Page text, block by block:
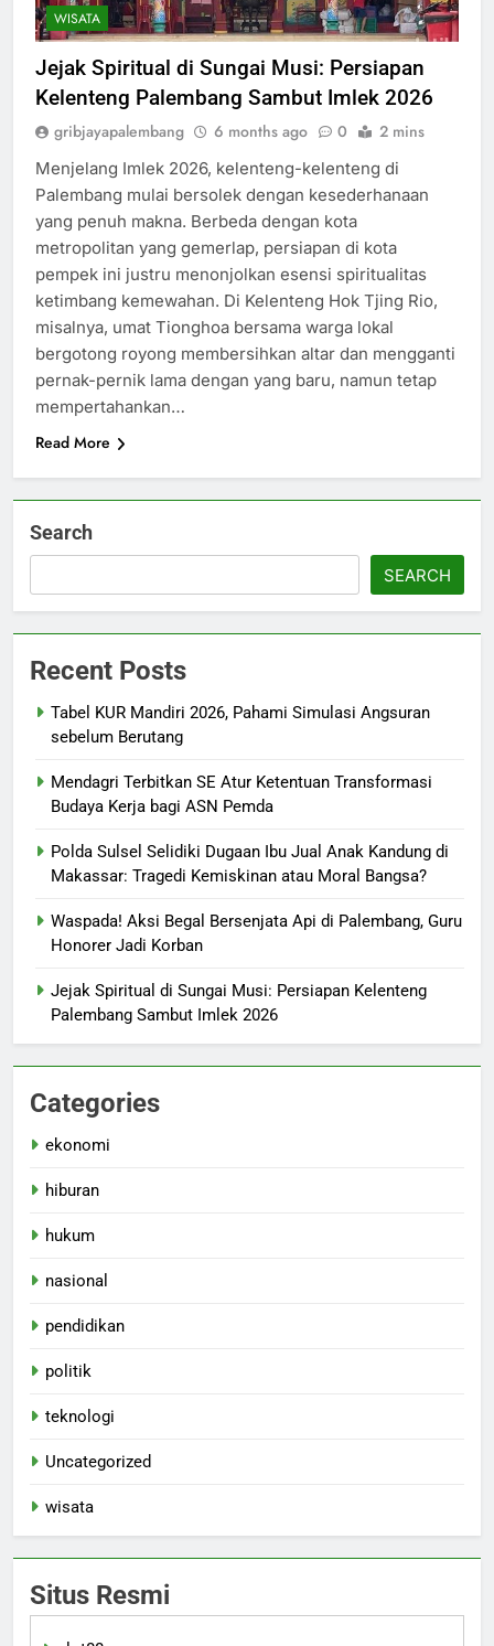
WISATA
Jejak Spiritual di Sungai Musi: Persiapan
Kelenteng Palembang Sambut Imlek 2026
gribjayapalembang 6 months ago 0 2 mins
Menjelang Imlek 2026, kelenteng-kelenteng di
Palembang mulai bersolek dengan kesederhanaan
yang penuh makna. Berbeda dengan kota
metropolitan yang gemerlap, persiapan di kota
pempek ini justru menonjolkan esensi spiritualitas
ketimbang kemewahan. Di Kelenteng Hok Tjing Rio,
misalnya, umat Tionghoa bersama warga lokal
bergotong royong membersihkan altar dan mengganti
pernak-pernik lama dengan yang baru, namun tetap
mempertahankan…
Read More
Search
SEARCH
Recent Posts
Tabel KUR Mandiri 2026, Pahami Simulasi Angsuran
sebelum Berutang
Mendagri Terbitkan SE Atur Ketentuan Transformasi
Budaya Kerja bagi ASN Pemda
Polda Sulsel Selidiki Dugaan Ibu Jual Anak Kandung di
Makassar: Tragedi Kemiskinan atau Moral Bangsa?
Waspada! Aksi Begal Bersenjata Api di Palembang, Guru
Honorer Jadi Korban
Jejak Spiritual di Sungai Musi: Persiapan Kelenteng
Palembang Sambut Imlek 2026
Categories
ekonomi
hiburan
hukum
nasional
pendidikan
politik
teknologi
Uncategorized
wisata
Situs Resmi